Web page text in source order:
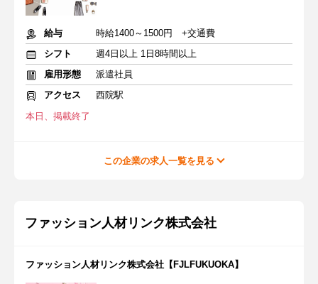
給与
時給1400～1500円 +交通費
シフト
週4日以上 1日8時間以上
雇用形態
派遣社員
アクセス
西院駅
本日、掲載終了
この企業の求人一覧を見る
ファッション人材リンク株式会社
ファッション人材リンク株式会社【FJLFUKUOKA】